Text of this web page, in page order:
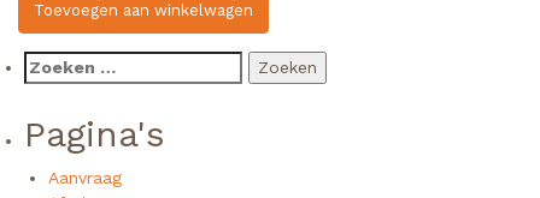
Toevoegen aan winkelwagen
Zoeken
naar:
Pagina's
Aanvraag